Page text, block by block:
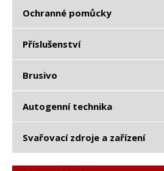
Ochranné pomůcky
Příslušenství
Brusivo
Autogenní technika
Svařovací zdroje a zařízení